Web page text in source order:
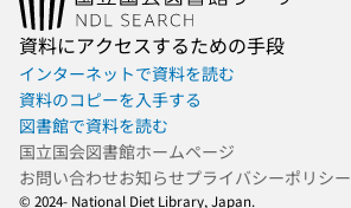
資料にアクセスするための手段
インターネットで資料を読む
資料のコピーを入手する
図書館で資料を読む
国立国会図書館ホームページ
お問い合わせお知らせプライバシーポリシー
© 2024- National Diet Library, Japan.